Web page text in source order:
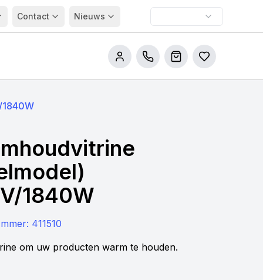
Contact Nieuws
Bel onsWinkelwagen
Bestellijsten
1840W
411510
om uw producten warm te houden.